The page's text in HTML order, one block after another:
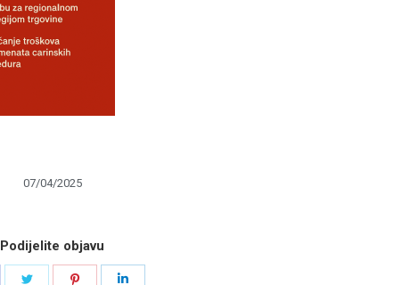
07/04/2025
Podijelite objavu
Share